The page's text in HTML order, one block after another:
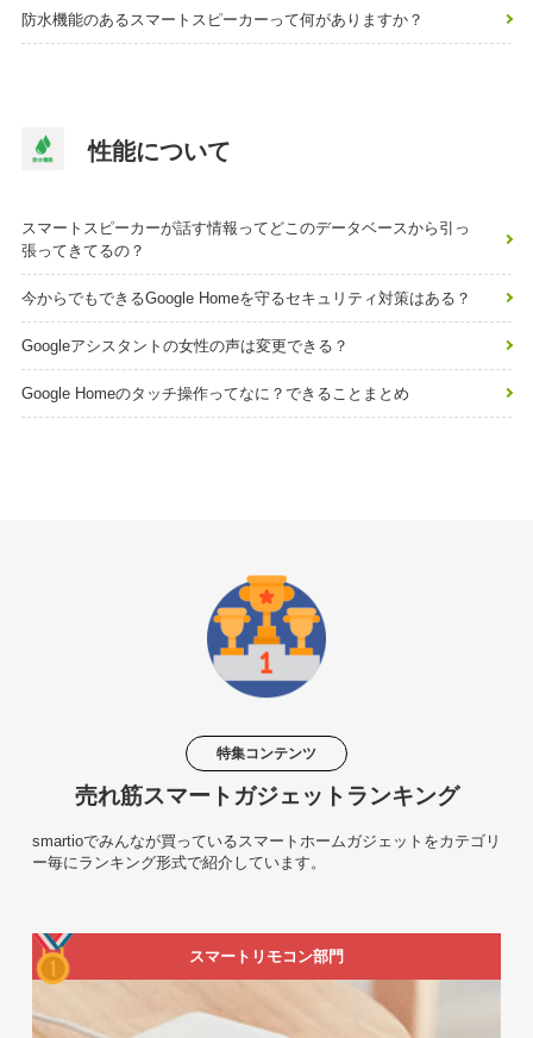
防水機能のあるスマートスピーカーって何がありますか？
性能について
スマートスピーカーが話す情報ってどこのデータベースから引っ
張ってきてるの？
今からでもできるGoogle Homeを守るセキュリティ対策はある？
Googleアシスタントの女性の声は変更できる？
Google Homeのタッチ操作ってなに？できることまとめ
特集コンテンツ
売れ筋スマートガジェットランキング
smartioでみんなが買っているスマートホームガジェットをカテゴリ
ー毎にランキング形式で紹介しています。
スマートリモコン部門